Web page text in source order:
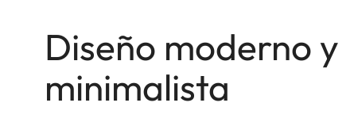
Diseño moderno y
minimalista